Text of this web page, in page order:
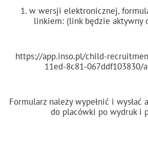
1. w wersji elektronicznej,
linkiem: (link będzie aktywny
https://app.inso.pl/child-
11ed-8c81-067ddf103830/
Formularz należy wypełnić i wysłać
do placówki po wydruk i